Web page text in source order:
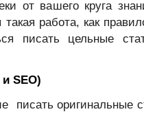
от вашего круга
такая работа, как
писать цельные
SEO)
писать оригинальные